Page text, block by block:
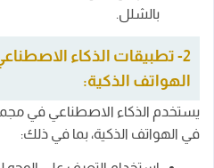
بالشلل.
2- تطبيقات الذكاء
الهواتف الذكية:
يستخدم الذكاء الاصطناعي في
في الهواتف الذكية، بما في ذلك: